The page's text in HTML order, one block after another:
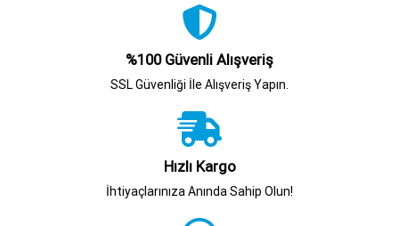
%100 Güvenli Alışveriş
SSL Güvenliği İle Alışveriş Yapın.
Hızlı Kargo
İhtiyaçlarınıza Anında Sahip Olun!